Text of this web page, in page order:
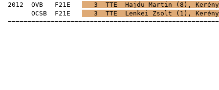
2012 OVB F21E 3 TTE Hajdu Martin ( 8 ),
OCSB F21E 3 TTE Lenkei Zsolt ( 1 ),